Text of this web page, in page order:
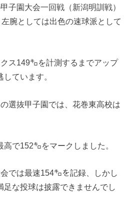
子園大会一回戦（新潟明訓戦）
腕としては出色の速球派として
ス149㌔を計測するまでアップ
ています。
選抜甲子園では、花巻東高校は
で152㌔をマークしました。
では最速154㌔を記録、しかし
足な投球は披露できませんでし